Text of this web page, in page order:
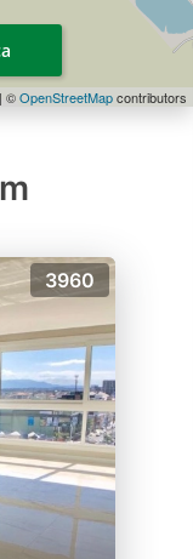
| ©OpenStreetMapcontributors
3960